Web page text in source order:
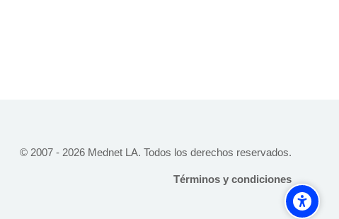
© 2007 - 2026 Mednet LA. Todos los derechos reservados.
Términos y condiciones